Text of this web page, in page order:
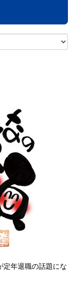
定年退職の話題にな